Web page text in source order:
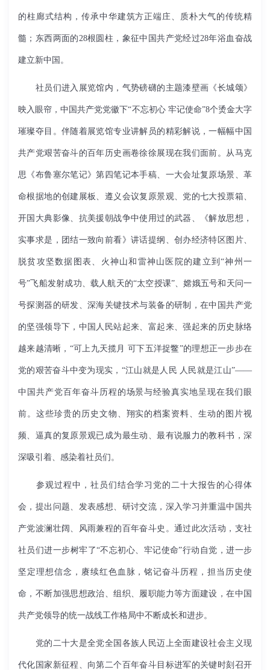
的柱廊式结构，传承中华建筑方正端庄、质朴大气的传统精
髓；东西两面的28根圆柱，象征中国共产党经过28年浴血奋战
建立新中国。
社员们进入展览馆内，气势磅礴的主题漆壁画《长城颂》
映入眼帘，中国共产党党徽下“不忘初心 牢记使命”8个烫金大字
璀璨夺目。伴随着展览馆专业讲解员的精彩解说，一幅幅中国
共产党艰苦奋斗的百年历史画卷徐徐展现在我们面前。从马克
思《布鲁塞尔笔记》第四笔记本手稿、一大会址复原场景、革
命根据地的创建展板、遵义会议复原景观、党的七大投票箱、
开国大典影像、抗美援朝战争中使用过的武器、《解放思想，
实事求是，团结一致向前看》讲话提纲、创办经济特区图片、
脱贫攻坚数据图表、火神山和雷神山医院的建立到“神州一
号”飞船发射成功、载人航天的“太空授课”、嫦娥五号和天问一
号探测器的研发、深海关键技术与装备的研制，在中国共产党
的坚强领导下，中国人民站起来、富起来、强起来的历史脉络
越来越清晰，“可上九天揽月 可下五洋捉鳖”的理想正一步步在
党的艰苦奋斗中变为现实，“江山就是人民 人民就是江山”——
中国共产党百年奋斗历程的场景与经验真实地呈现在我们眼
前。这些珍贵的历史文物、翔实的档案资料、生动的图片视
频、逼真的复原景观已成为最生动、最有说服力的教科书，深
深吸引着、感染着社员们。
参观过程中，社员们结合学习党的二十大报告的心得体
会，提出问题、发表感想、研讨交流，深入学习并重温中国共
产党波澜壮阔、风雨兼程的百年奋斗史。通过此次活动，支社
社员们进一步树牢了“不忘初心、牢记使命”行动自觉，进一步
坚定理想信念，赓续红色血脉，铭记奋斗历程，担当历史使
命，不断加强思想政治、组织、履职能力等方面建设，在中国
共产党领导的统一战线工作格局中不断成长和进步。
党的二十大是全党全国各族人民迈上全面建设社会主义现
代化国家新征程、向第二个百年奋斗目标进军的关键时刻召开